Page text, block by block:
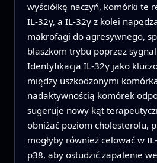
wyściółkę naczyń, komórki te
IL‑32γ, a IL‑32γ z kolei
makrofagi do agresywnego,
blaszkom trybu poprzez
Identyfikacja IL‑32γ jako
między uszkodzonymi
nadaktywnością komórek
sugeruje nowy kąt
obniżać poziom cholesterolu,
mogłyby również celować w
p38, aby ostudzić zapalenie